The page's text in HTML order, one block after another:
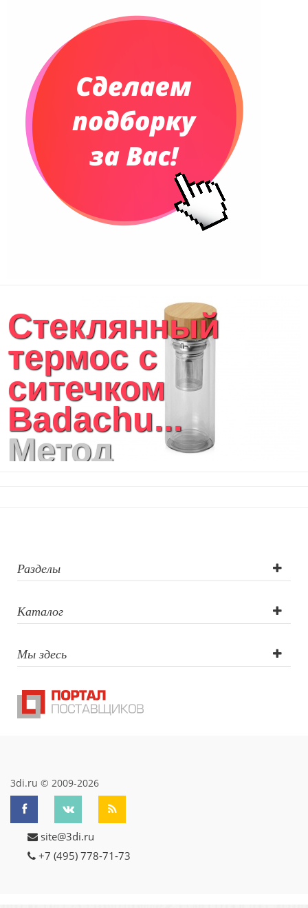
Стеклянный
термос с
ситечком
Badachu...
Метод
(CO2 лазер),
Трафаретная
печать круговая,
Тампопечать,
Термотрансфер,
Заливка
смолой
Разделы
Каталог
Мы здесь
3di.ru © 2009-2026
site@3di.ru
+7 (495) 778-71-73